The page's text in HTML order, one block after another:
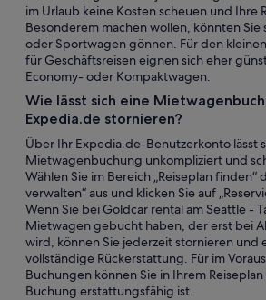
im Urlaub keine Kosten scheuen und Ihre
Besonderem machen wollen, könnten Sie
oder Sportwagen gönnen. Für den
für Geschäftsreisen eignen sich eher
Economy- oder Kompaktwagen.
Wie lässt sich eine
Expedia.de stornieren?
Über Ihr Expedia.de-Benutzerkonto lässt
Mietwagenbuchung unkompliziert und
Wählen Sie im Bereich „Reiseplan finden“
verwalten“ aus und klicken Sie auf
Wenn Sie bei Goldcar rental am Seattle -
Mietwagen gebucht haben, der erst bei
wird, können Sie jederzeit stornieren und
vollständige Rückerstattung. Für im
Buchungen können Sie in Ihrem
Buchung erstattungsfähig ist.